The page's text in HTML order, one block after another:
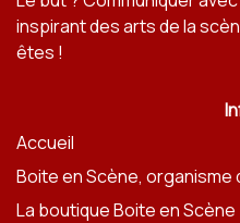
inspirant des arts de la
êtes !
Accueil
Boite en Scène, organisme
La boutique Boite en Scène